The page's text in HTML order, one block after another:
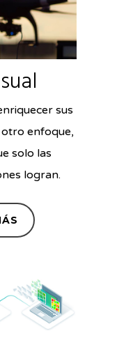
sus
enfoque,
solo las
logran.